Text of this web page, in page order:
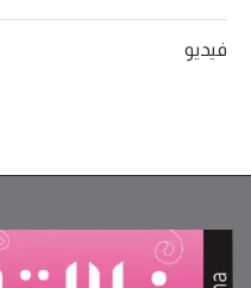
فيديو